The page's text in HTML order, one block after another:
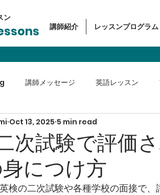
ン
講師紹介 レッスンプログラム
講師メッセージ 英語レッスン
ビジネス英語
次試験で評価
につけ方
Oct 13, 2025 5 min read
検の二次試験や各種学校の面接で、